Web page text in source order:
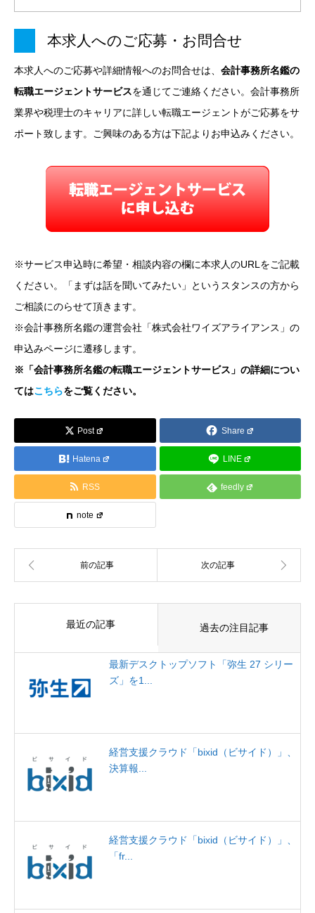
本求人へのご応募・お問合せ
本求人へのご応募や詳細情報へのお問合せは、 会計事務所名鑑の
転職エージェントサービスを通じてご連絡ください。会計事務所
業界や税理士のキャリアに詳しい転職エージェントがご応募をサ
ポート致します。ご興味のある方は下記よりお申込みください。
※サービス申込時に希望・相談内容の欄に本求人のURLをご記載
ください。「まずは話を聞いてみたい」というスタンスの方から
ご相談にのらせて頂きます。
※会計事務所名鑑の運営会社「株式会社ワイズアライアンス」の
申込みページに遷移します。
※「会計事務所名鑑の転職エージェントサービス」の詳細につい
てはこちらをご覧ください。
Post Share
Hatena LINE
RSS feedly
note
最近の記事 過去の注目記事
最新デスクトップソフト「弥生 27 シリー
ズ」を1...
経営支援クラウド「bixid（ビサイド）」、
決算報...
経営支援クラウド「bixid（ビサイド）」、
「fr...